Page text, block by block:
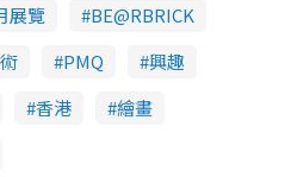
展覽
BE@RBRICK
PMQ
興趣
香港
繪畫